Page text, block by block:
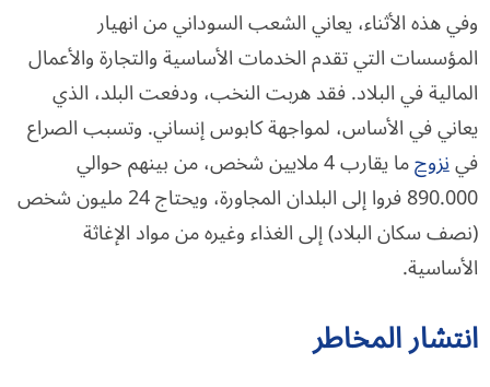
وفي هذه الأثناء، يعاني الشعب السوداني من انهيار
المؤسسات التي تقدم الخدمات الأساسية والتجارة والأعمال
المالية في البلاد. فقد هربت النخب، ودفعت البلد، الذي
يعاني في الأساس، لمواجهة كابوس إنساني. وتسبب الصراع
فينزوح
ما يقارب 4 ملايين شخص، من بينهم حوالي
890.000 فروا إلى البلدان المجاورة، ويحتاج 24 مليون شخص
(نصف سكان البلاد) إلى الغذاء وغيره من مواد الإغاثة
الأساسية.
انتشار المخاطر